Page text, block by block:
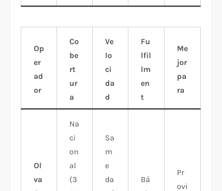
Op
er
ad
or
Co
be
rt
ur
a
Ve
lo
ci
da
d
Fu
lfil
lm
en
t
Me
jor
pa
ra
Ol
va
Na
ci
on
al
(3
Sa
m
e
da
Bá
Pr
ovi